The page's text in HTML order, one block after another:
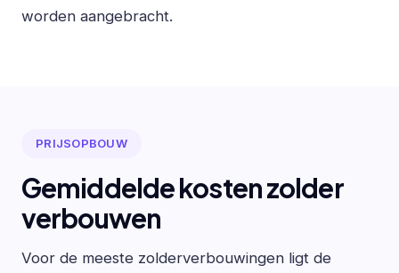
worden aangebracht.
PRIJSOPBOUW
Gemiddelde kosten zolder
verbouwen
Voor de meeste zolderverbouwingen ligt de